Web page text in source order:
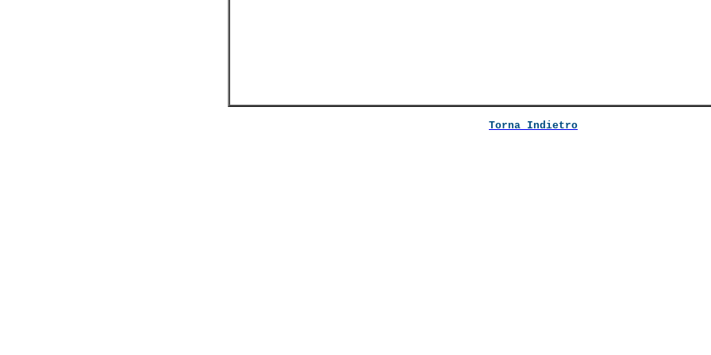
Torna Indietro